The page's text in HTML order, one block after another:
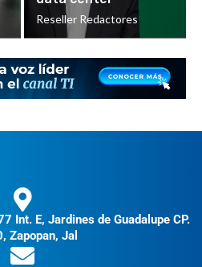
Reseller Redactores
Int. E, Jardines de Guadalupe CP.
Zapopan, Jal